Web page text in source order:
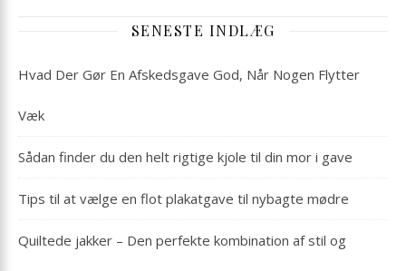
SENESTE INDLÆG
Hvad Der Gør En Afskedsgave God, Når Nogen Flytter
Væk
Sådan finder du den helt rigtige kjole til din mor i gave
Tips til at vælge en flot plakatgave til nybagte mødre
Quiltede jakker – Den perfekte kombination af stil og